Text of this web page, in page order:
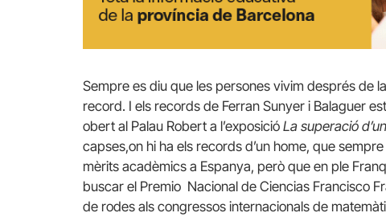
Sempre es diu que les persones vivim després de
record. I els records de Ferran Sunyer i Balaguer
obert al Palau Robert a l’exposició La superació
capses,on hi ha els records d’un home, que
mèrits acadèmics a Espanya, però que en ple
buscar el Premio Nacional de Ciencias Francisco
de rodes als congressos internacionals de